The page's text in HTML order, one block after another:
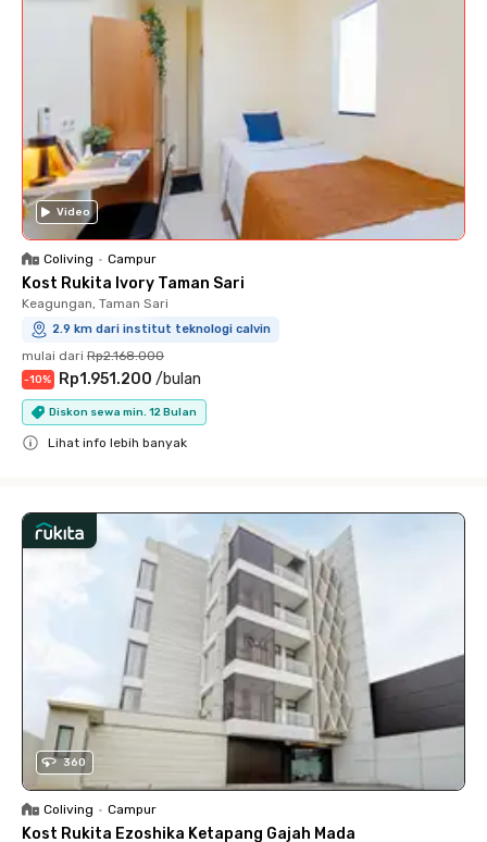
Video
Coliving • Campur
Kost Rukita Ivory Taman Sari
Keagungan, Taman Sari
2.9 km dari institut teknologi calvin
mulai dari Rp2.168.000
-10% Rp1.951.200 /bulan
Diskon sewa min. 12 Bulan
Lihat info lebih banyak
360
Coliving • Campur
Kost Rukita Ezoshika Ketapang Gajah Mada